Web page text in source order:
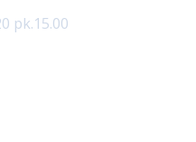
pk.15.00